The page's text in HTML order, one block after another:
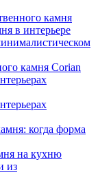
камня
в интерьере
камня Corian
когда форма
на кухню
из